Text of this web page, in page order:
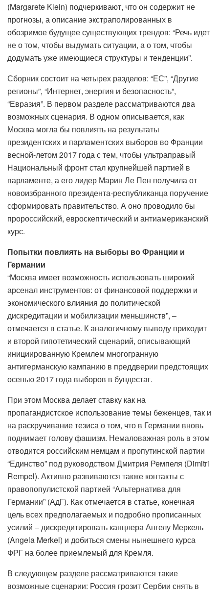
(Margarete Klein) подчеркивают, что он содержит не
прогнозы, а описание экстраполированных в
обозримое будущее существующих трендов: “Речь идет
не о том, чтобы выдумать ситуации, а о том, чтобы
додумать уже имеющиеся структуры и тенденции”.
Сборник состоит на четырех разделов: “ЕС”, “Другие
регионы”, “Интернет, энергия и безопасность”,
“Евразия”. В первом разделе рассматриваются два
возможных сценария. В одном описывается, как
Москва могла бы повлиять на результаты
президентских и парламентских выборов во Франции
весной-летом 2017 года с тем, чтобы ультраправый
Национальный фронт стал крупнейшей партией в
парламенте, а его лидер Марин Ле Пен получила от
новоизбранного президента-республиканца поручение
сформировать правительство. А оно проводило бы
пророссийский, евроскептический и антиамериканский
курс.
Попытки повлиять на выборы во Франции и
Германии
“Москва имеет возможность использовать широкий
арсенал инструментов: от финансовой поддержки и
экономического влияния до политической
дискредитации и мобилизации меньшинств”, –
отмечается в статье. К аналогичному выводу приходит
и второй гипотетический сценарий, описывающий
инициированную Кремлем многогранную
антигерманскую кампанию в преддверии предстоящих
осенью 2017 года выборов в бундестаг.
При этом Москва делает ставку как на
пропагандистское использование темы беженцев, так и
на раскручивание тезиса о том, что в Германии вновь
поднимает голову фашизм. Немаловажная роль в этом
отводится российским немцам и пропутинской партии
“Единство” под руководством Дмитрия Ремпеля (Dimitri
Rempel). Активно развиваются также контакты с
правопопулистской партией “Альтернатива для
Германии” (АдГ). Как отмечается в статье, конечная
цель всех предполагаемых и подробно прописанных
усилий – дискредитировать канцлера Ангелу Меркель
(Angela Merkel) и добиться смены нынешнего курса
ФРГ на более приемлемый для Кремля.
В следующем разделе рассматриваются такие
возможные сценарии: Россия грозит Сербии снять в